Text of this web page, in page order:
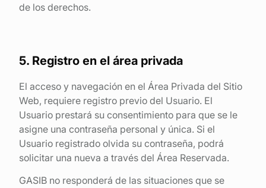
de los derechos.
5. Registro en el área privada
El acceso y navegación en el Área Privada del Sitio
Web, requiere registro previo del Usuario. El
Usuario prestará su consentimiento para que se le
asigne una contraseña personal y única. Si el
Usuario registrado olvida su contraseña, podrá
solicitar una nueva a través del Área Reservada.
GASIB no responderá de las situaciones que se